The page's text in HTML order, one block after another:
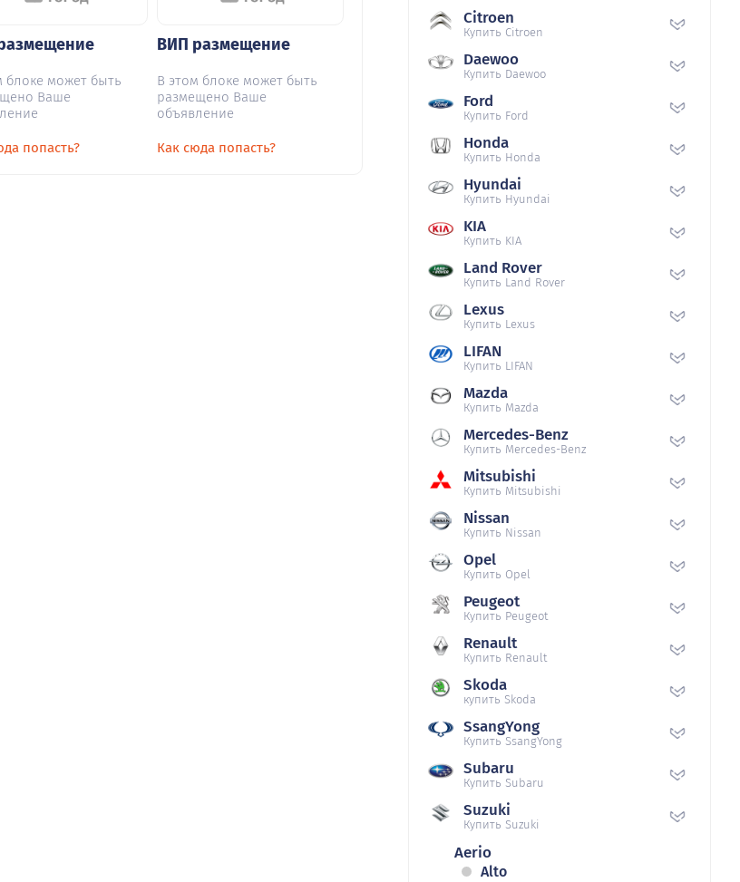
блоке может быть
Ваше
попасть?
ВИП размещение
В этом блоке может быть
размещено Ваше
объявление
Как сюда попасть?
Citroen
Купить Citroen
Daewoo
Купить Daewoo
Ford
Купить Ford
Honda
Купить Honda
Hyundai
Купить Hyundai
KIA
Купить KIA
Land Rover
Купить Land Rover
Lexus
Купить Lexus
LIFAN
Купить LIFAN
Mazda
Купить Mazda
Mercedes-Benz
Купить Mercedes-Benz
Mitsubishi
Купить Mitsubishi
Nissan
Купить Nissan
Opel
Купить Opel
Peugeot
Купить Peugeot
Renault
Купить Renault
Skoda
купить Skoda
SsangYong
Купить SsangYong
Subaru
Купить Subaru
Suzuki
Купить Suzuki
Aerio
Alto